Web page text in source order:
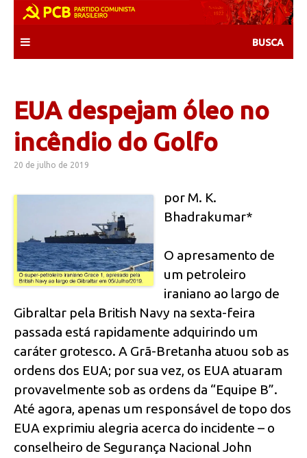
content
EUA despejam óleo no
incêndio do Golfo
20 de julho de 2019
por M. K.
Bhadrakumar*
O apresamento de
um petroleiro
iraniano ao largo de
Gibraltar pela British Navy na sexta-feira
passada está rapidamente adquirindo um
caráter grotesco. A Grã-Bretanha atuou sob as
ordens dos EUA; por sua vez, os EUA atuaram
provavelmente sob as ordens da “Equipe B”.
Até agora, apenas um responsável de topo dos
EUA exprimiu alegria acerca do incidente – o
conselheiro de Segurança Nacional John